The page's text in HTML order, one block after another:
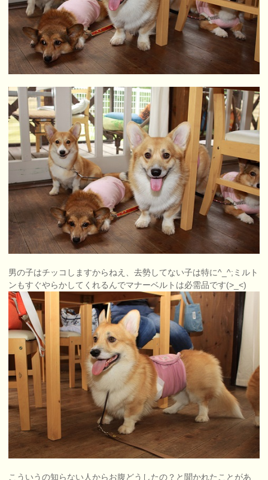
男の子はチッコしますからねえ、去勢してない子は特に^_^;ミルト
ンもすぐやらかしてくれるんでマナーベルトは必需品です(>_<)
こういうの知らない人からお腹どうしたの？と聞かれたことがあ